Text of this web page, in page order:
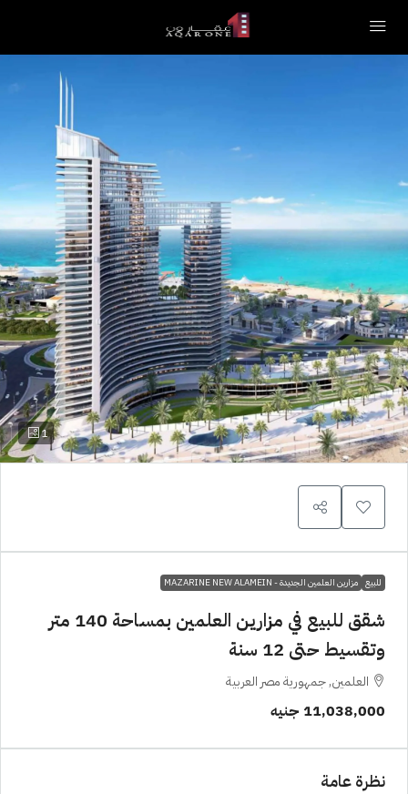
1
للبيع مزارين العلمين الجديدة - MAZARINE NEW ALAMEIN
شقق للبيع في مزارين العلمين بمساحة 140 متر
وتقسيط حتى 12 سنة
العلمين, جمهورية مصر العربية
11,038,000 جنيه
نظرة عامة